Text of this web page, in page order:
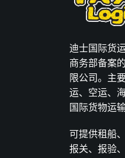
迪士国际货
商务部备案
限公司。主
运、空运、
国际货物运
可提供租船
报关、报验